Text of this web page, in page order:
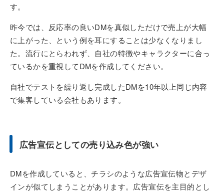
す。
昨今では、反応率の良いDMを真似しただけで売上が大幅
に上がった、という例を耳にすることは少なくなりまし
た。流行にとらわれず、自社の特徴やキャラクターに合っ
ているかを重視してDMを作成してください。
自社でテストを繰り返し完成したDMを10年以上同じ内容
で集客している会社もあります。
広告宣伝としての売り込み色が強い
DMを作成していると、チラシのような広告宣伝物とデザ
インが似てしまうことがあります。広告宣伝を主目的とし